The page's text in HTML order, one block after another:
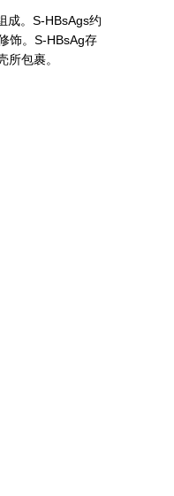
成。S-HBsAgs约
饰。S-HBsAg存
包裹。